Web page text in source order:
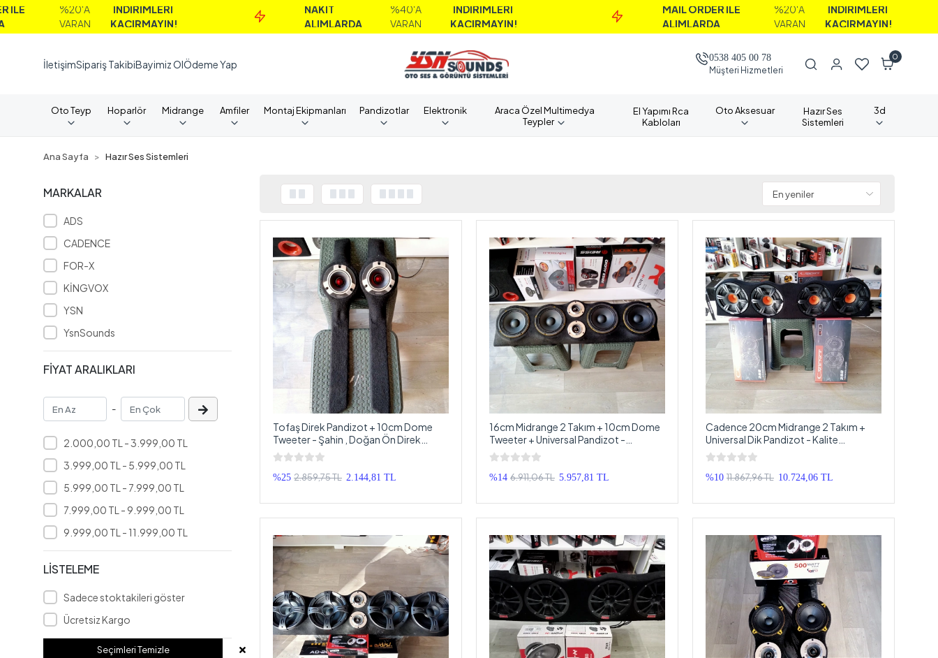
İNDİRİMLERİ
KAÇIRMAYIN!
NAKİT
ALIMLARDA
%40'A
VARAN
İNDİRİMLERİ
KAÇIRMAYIN!
MAİL ORDER İLE
ALIMLARDA
%20'A
VARAN
İNDİRİMLERİ
KAÇIRMAYIN!
İletişimSipariş TakibiBayimiz OlÖdeme Yap
0538 405 00 78
Müşteri Hizmetleri
0
Oto Teyp Hoparlör Midrange Amfiler Montaj Ekipmanları Pandizotlar Elektronik
Araca Özel Multimedya
Teypler
El Yapımı Rca
Kabloları
Oto Aksesuar
Hazır Ses
Sistemleri
3d
Ana Sayfa Hazır Ses Sistemleri
MARKALAR
ADS
CADENCE
FOR-X
KİNGVOX
YSN
YsnSounds
FİYAT ARALIKLARI
-
2.000,00 TL - 3.999,00 TL
3.999,00 TL - 5.999,00 TL
5.999,00 TL - 7.999,00 TL
7.999,00 TL - 9.999,00 TL
9.999,00 TL - 11.999,00 TL
LİSTELEME
Sadece stoktakileri göster
Ücretsiz Kargo
Seçimleri Temizle
Tofaş Direk Pandizot + 10cm Dome
Tweeter - Şahin , Doğan Ön Direk
Pandizot
%25 2.859,75 TL 2.144,81 TL
16cm Midrange 2 Takım + 10cm Dome
Tweeter + Universal Pandizot -
Ekonomik Set
%14 6.911,06 TL 5.957,81 TL
Cadence 20cm Midrange 2 Takım +
Universal Dik Pandizot - Kalite
Arayanlara
%10 11.867,96 TL 10.724,06 TL